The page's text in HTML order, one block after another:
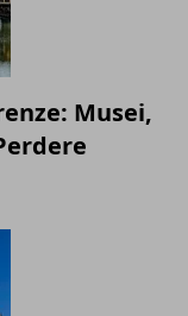
Musei,